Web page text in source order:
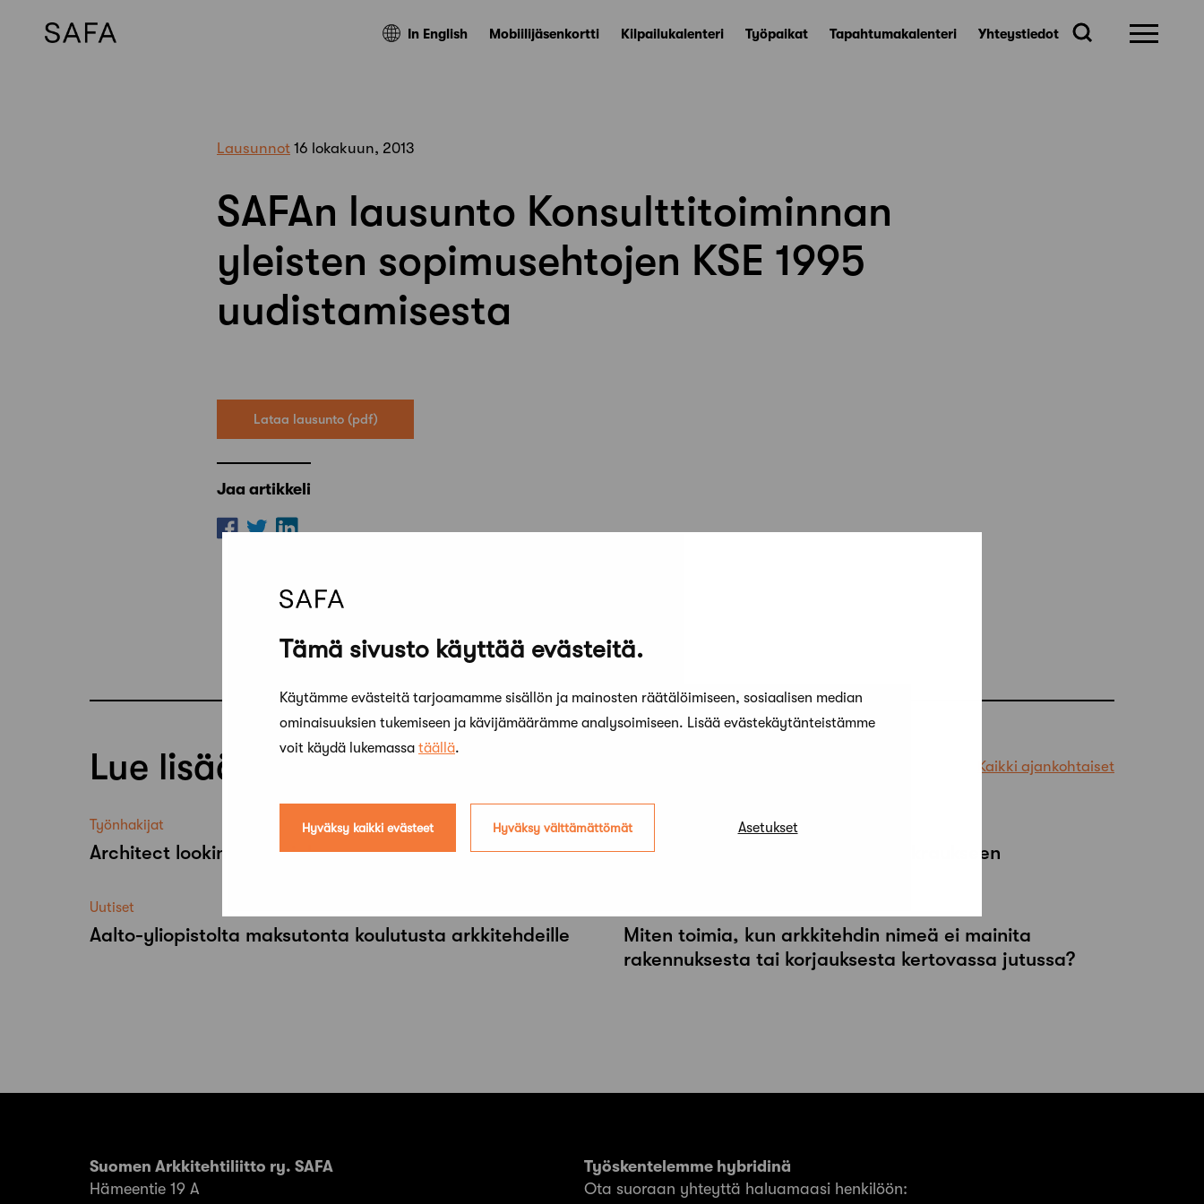
Tämä sivusto käyttää evästeitä.
Käytämme evästeitä tarjoamamme sisällön ja mainosten räätälöimiseen, sosiaalisen median
ominaisuuksien tukemiseen ja kävijämäärämme analysoimiseen. Lisää evästekäytänteistämme
voit käydä lukemassa täällä.
Hyväksy kaikki evästeet Hyväksy välttämättömät Asetukset
In English Mobiilijäsenkortti Kilpailukalenteri Työpaikat Tapahtumakalenteri Yhteystiedot
Lausunnot 16 lokakuun, 2013
SAFAn lausunto Konsulttitoiminnan
yleisten sopimusehtojen KSE 1995
uudistamisesta
Lataa lausunto
Jaa artikkeli
Lue lisää Kaikki ajankohtaiset
Työnhakijat
Architect looking for a job
Uutiset
Mökki Salo haettavissa viikkovuokraukseen
Uutiset
Aalto-​yliopistolta maksutonta koulutusta arkkitehdeille
Miten toimia, kun arkkitehdin nimeä ei mainita
rakennuksesta tai korjauksesta kertovassa jutussa?
Suomen Arkkitehtiliitto ry. SAFA
Hämeentie 19 A
Työskentelemme hybridinä
Ota suoraan yhteyttä haluamaasi henkilöön: